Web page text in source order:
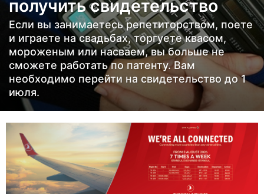
д
4
г
о
д
а
н
а
д
получить свидетельство
Если вы занимаетесь репетиторством, поете
и играете на свадьбах, торгуете квасом,
мороженым или насваем, вы больше не
сможете работать по патенту. Вам
необходимо перейти на свидетельство до 1
июля.